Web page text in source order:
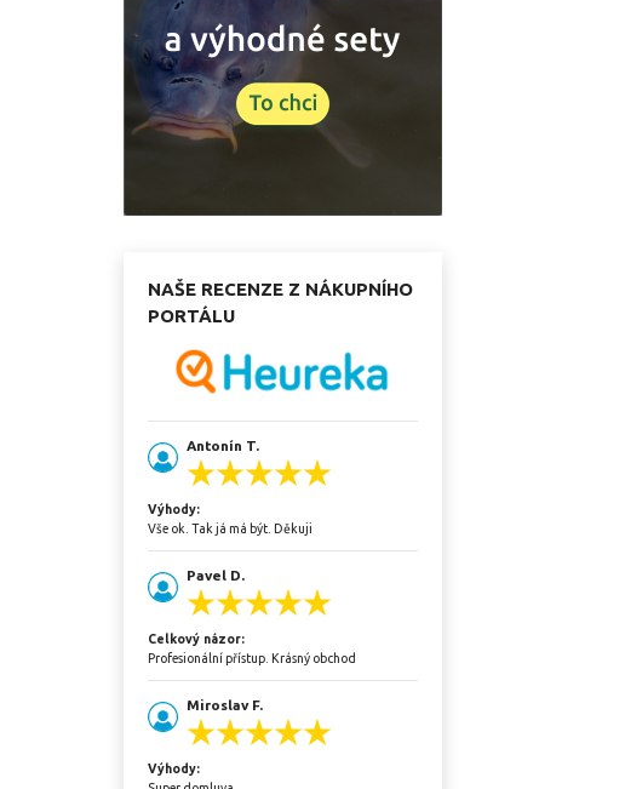
NAŠE RECENZE Z NÁKUPNÍHO
PORTÁLU
Antonín T.
Výhody:
Vše ok. Tak já má být. Děkuji
Pavel D.
Celkový názor:
Profesionální přístup. Krásný obchod
Miroslav F.
Výhody: